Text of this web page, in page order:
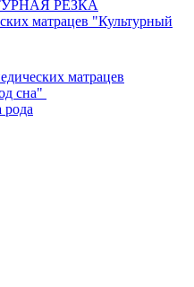
РЕЗКА
матрацев "Культурный
матрацев
сна"
рода